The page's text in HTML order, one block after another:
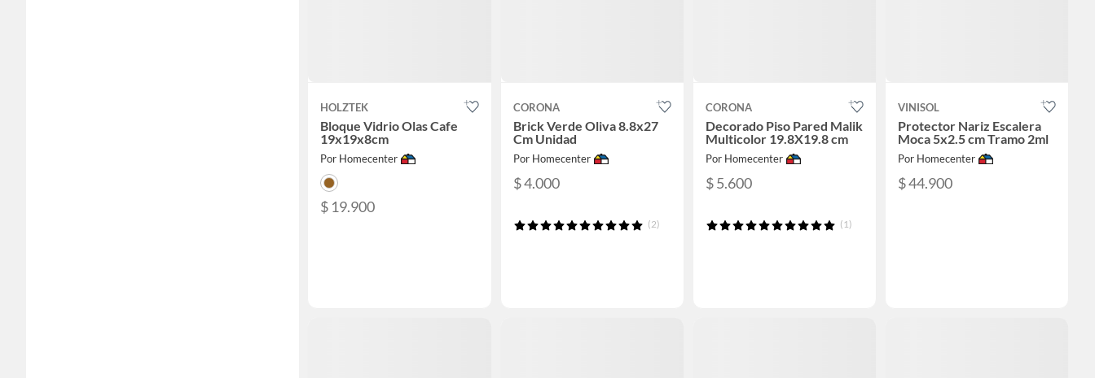
HOLZTEK
Bloque Vidrio Olas Cafe
19x19x8cm
Por Homecenter
$ 19.900
CORONA
Brick Verde Oliva 8.8x27
Cm Unidad
Por Homecenter
$ 4.000
(2)
CORONA
Decorado Piso Pared Malik
Multicolor 19.8X19.8 cm
Por Homecenter
$ 5.600
(1)
VINISOL
Protector Nariz Escalera
Moca 5x2.5 cm Tramo 2ml
Por Homecenter
$ 44.900